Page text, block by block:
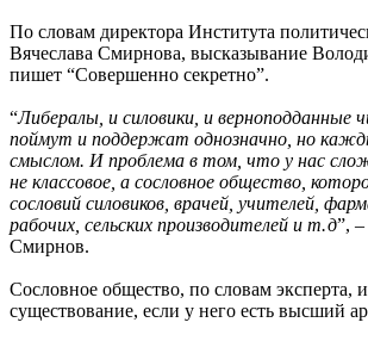
По словам директора Института
Вячеслава Смирнова, высказывание
пишет “Совершенно секретно”.
“Либералы, и силовики, и верноподданные
поймут и поддержат однозначно, но
смыслом. И проблема в том, что у нас
не классовое, а сословное общество,
сословий силовиков, врачей, учителей,
рабочих, сельских производителей и т. д”,
Смирнов.
Сословное общество, по словам эксперта,
существование, если у него есть высший